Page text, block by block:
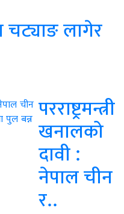
चट्याङ लागेर
परराष्ट्रमन्त्री
खनालको
दावी :
नेपाल चीन
र..